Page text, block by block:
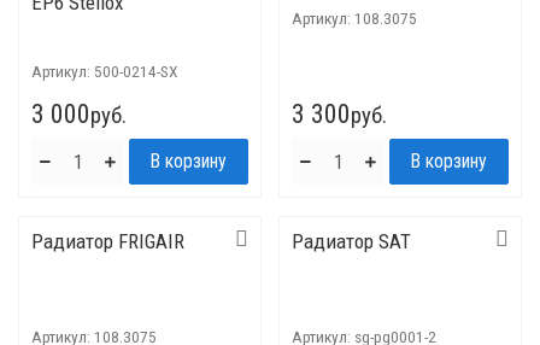
Артикул: 500-0214-SX
3 000руб.
Артикул: 108.3075
3 300руб.
Радиатор FRIGAIR
Артикул: 108.3075
Радиатор SAT
Артикул: sg-pg0001-2